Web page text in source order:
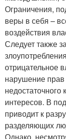
Ограничения,
веры в себя –
воздействия
Следует также
отрицательное
нарушение прав
интересов. В
приводит к
разделяющих